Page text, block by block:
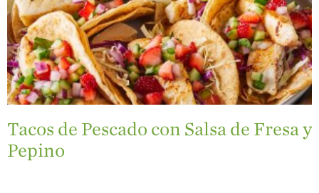
Tacos de Pescado con Salsa de Fresa y
Pepino